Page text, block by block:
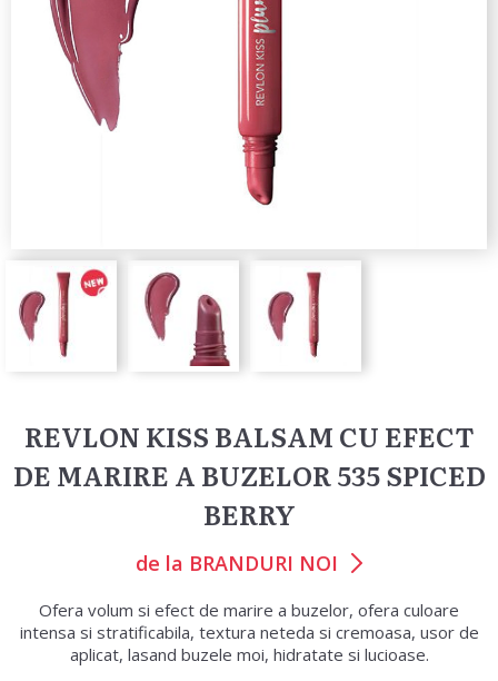
REVLON KISS BALSAM CU EFECT
DE MARIRE A BUZELOR 535 SPICED
BERRY
de la BRANDURI NOI
Ofera volum si efect de marire a buzelor, ofera culoare
intensa si stratificabila, textura neteda si cremoasa, usor de
aplicat, lasand buzele moi, hidratate si lucioase.